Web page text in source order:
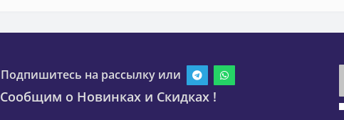
Подпишитесь на рассылку или
Сообщим о Новинках и Скидках !